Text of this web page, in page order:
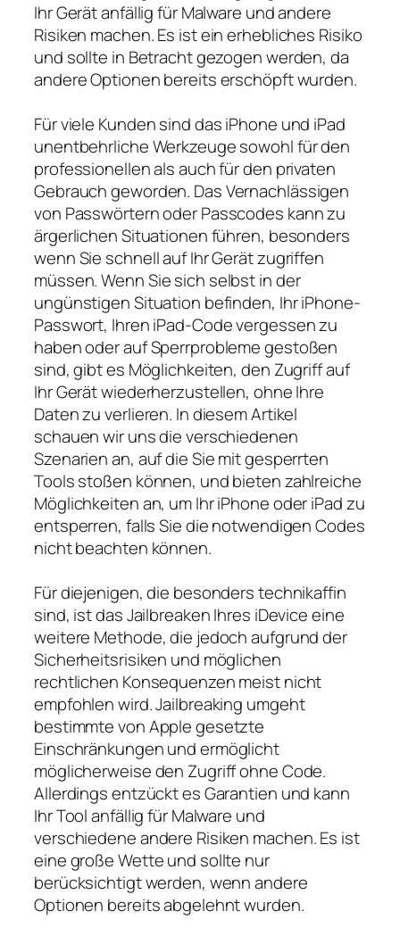
Ihr Gerät anfällig für Malware und andere
Risiken machen. Es ist ein erhebliches Risiko
und sollte in Betracht gezogen werden, da
andere Optionen bereits erschöpft wurden.
Für viele Kunden sind das iPhone und iPad
unentbehrliche Werkzeuge sowohl für den
professionellen als auch für den privaten
Gebrauch geworden. Das Vernachlässigen
von Passwörtern oder Passcodes kann zu
ärgerlichen Situationen führen, besonders
wenn Sie schnell auf Ihr Gerät zugriffen
müssen. Wenn Sie sich selbst in der
ungünstigen Situation befinden, Ihr iPhone-
Passwort, Ihren iPad-Code vergessen zu
haben oder auf Sperrprobleme gestoßen
sind, gibt es Möglichkeiten, den Zugriff auf
Ihr Gerät wiederherzustellen, ohne Ihre
Daten zu verlieren. In diesem Artikel
schauen wir uns die verschiedenen
Szenarien an, auf die Sie mit gesperrten
Tools stoßen können, und bieten zahlreiche
Möglichkeiten an, um Ihr iPhone oder iPad zu
entsperren, falls Sie die notwendigen Codes
nicht beachten können.
Für diejenigen, die besonders technikaffin
sind, ist das Jailbreaken Ihres iDevice eine
weitere Methode, die jedoch aufgrund der
Sicherheitsrisiken und möglichen
rechtlichen Konsequenzen meist nicht
empfohlen wird. Jailbreaking umgeht
bestimmte von Apple gesetzte
Einschränkungen und ermöglicht
möglicherweise den Zugriff ohne Code.
Allerdings entzückt es Garantien und kann
Ihr Tool anfällig für Malware und
verschiedene andere Risiken machen. Es ist
eine große Wette und sollte nur
berücksichtigt werden, wenn andere
Optionen bereits abgelehnt wurden.